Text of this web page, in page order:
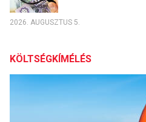
2026. AUGUSZTUS 5.
KÖLTSÉGKÍMÉLÉS